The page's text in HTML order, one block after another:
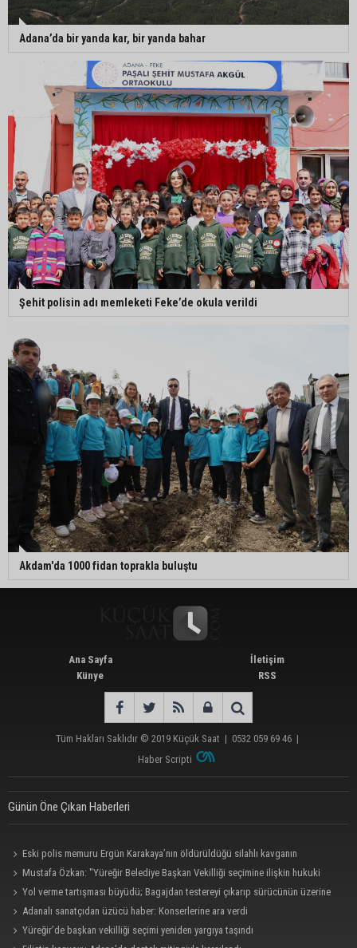
Adana’da bir yanda kar, bir yanda bahar
Şehit polisin adı memleketi Feke’de okula verildi
Akdam'da 1000 fidan toprakla buluştu
Ana Sayfa
Künye
İletişim
RSS
Tüm Hakları Saklıdır © 2019 Küçük Saat | 0532 059 69 46 |
Haber Scripti
Günün Öne Çıkan Haberleri
Eski polis memuru Ergün Karakaya’nın öldürüldüğü silahlı kavganın
görüntüleri ortaya çıktı
Mustafa Özkan: "Yüreğir Belediye Başkan Vekilliği seçimine ilişkin hukuki
süreç başlatıldı"
Yol verme tartışması büyüdü; Bagajdan testereyi çıkarıp sürücünün üzerine
yürüdü
Adanalı sanatçıdan üzücü haber: Konserlerine ara verdi
Yüreğir’de başkan vekilliği seçimi yeniden yargıya taşındı